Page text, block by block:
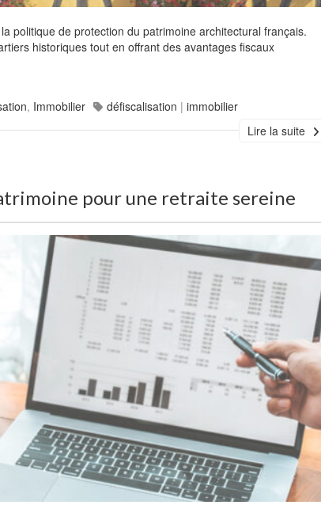
politique de protection du patrimoine architectural français.
historiques tout en offrant des avantages fiscaux
, Immobilier défiscalisation | immobilier
Lire la suite
pour une retraite sereine